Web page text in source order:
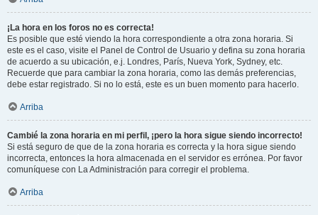
¡La hora en los foros no es correcta!
Es posible que esté viendo la hora correspondiente a otra zona horaria. Si
este es el caso, visite el Panel de Control de Usuario y defina su zona horaria
de acuerdo a su ubicación, e.j. Londres, París, Nueva York, Sydney, etc.
Recuerde que para cambiar la zona horaria, como las demás preferencias,
debe estar registrado. Si no lo está, este es un buen momento para hacerlo.
Arriba
Cambié la zona horaria en mi perfil, ¡pero la hora sigue siendo incorrecto!
Si está seguro de que de la zona horaria es correcta y la hora sigue siendo
incorrecta, entonces la hora almacenada en el servidor es errónea. Por favor
comuníquese con La Administración para corregir el problema.
Arriba